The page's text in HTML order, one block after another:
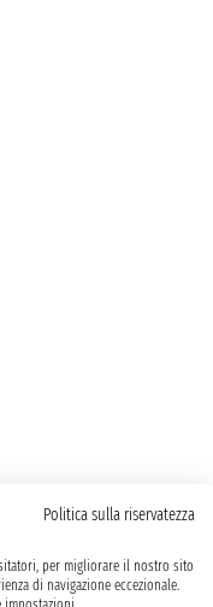
Politica sulla riservatezza
per migliorare il nostro sito
di navigazione eccezionale.